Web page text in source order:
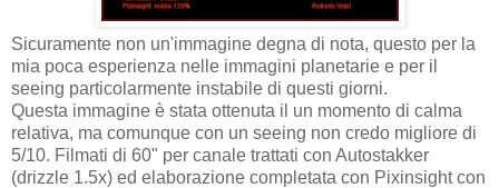
Sicuramente non un'immagine degna di nota, questo per la
mia poca esperienza nelle immagini planetarie e per il
seeing particolarmente instabile di questi giorni.
Questa immagine è stata ottenuta il un momento di calma
relativa, ma comunque con un seeing non credo migliore di
5/10. Filmati di 60" per canale trattati con Autostakker
(drizzle 1.5x) ed elaborazione completata con Pixinsight con